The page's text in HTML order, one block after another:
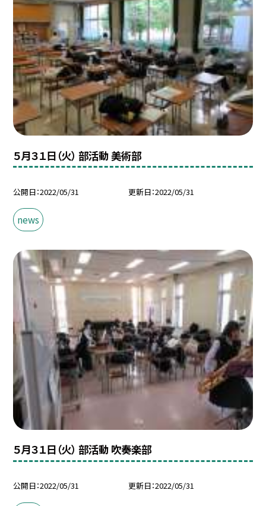
５月３１日（火） 部活動 美術部
公開日 2022/05/31 更新日 2022/05/31
news
５月３１日（火） 部活動 吹奏楽部
公開日 2022/05/31 更新日 2022/05/31